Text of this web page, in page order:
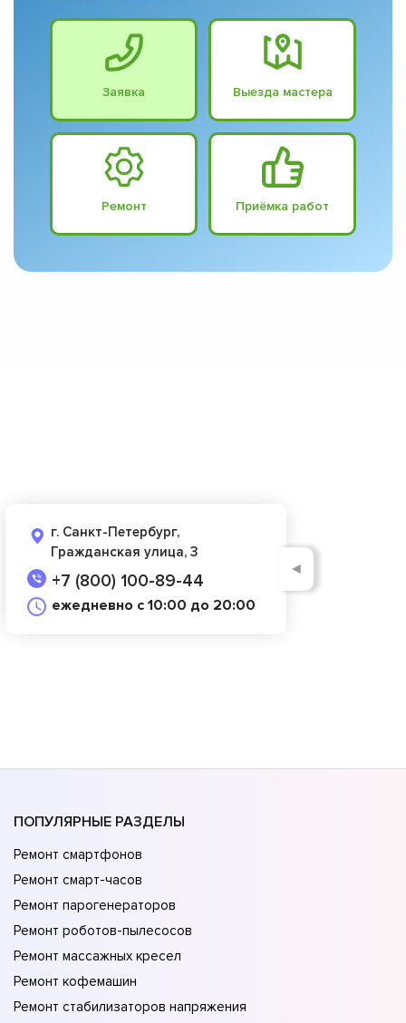
Заявка Выезда мастера
Ремонт Приёмка работ
г. Санкт-Петербург,
Гражданская улица, 3
+7 (800) 100-89-44
ежедневно с 10:00 до 20:00
◄
ПОПУЛЯРНЫЕ РАЗДЕЛЫ
Ремонт смартфонов
Ремонт смарт-часов
Ремонт парогенераторов
Ремонт роботов-пылесосов
Ремонт массажных кресел
Ремонт кофемашин
Ремонт стабилизаторов напряжения